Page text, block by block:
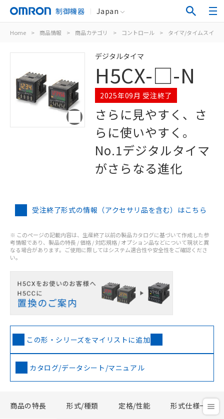
制御機器 Japan
Home > 商品情報 > 商品カテゴリ > コントロール > タイマ/タイムスイッ
デジタルタイマ
H5CX-□-N
2025年09月 受注終了
さらに見やすく、さ
らに使いやすく。
No.1デジタルタイマ
がさらなる進化
受注終了形式の情報（アクセサリ品を含む）はこちら
※ このページの記載内容は、生産終了以前の製品カタログに基づいて作成した参
考情報であり、製品の特長 / 価格 / 対応規格 / オプション品などについて現状と異
なる場合があります。ご使用に際してはシステム適合性や安全性をご確認くださ
い。
この形・シリーズをマイリストに追加
カタログ/データシート/マニュアル
商品の特長 形式/種類 定格/性能 形式仕様一覧